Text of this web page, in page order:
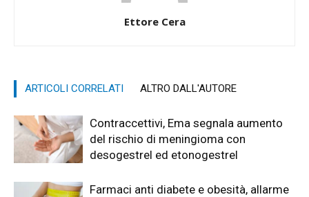
Ettore Cera
ARTICOLI CORRELATI ALTRO DALL'AUTORE
Contraccettivi, Ema segnala aumento
del rischio di meningioma con
desogestrel ed etonogestrel
Farmaci anti diabete e obesità, allarme